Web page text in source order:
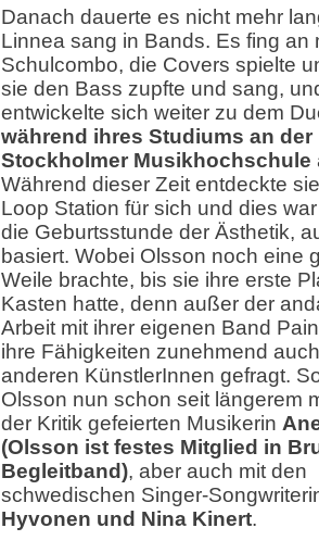
Danach dauerte es nicht mehr
Linnea sang in Bands. Es fing an
Schulcombo, die Covers spielte
sie den Bass zupfte und sang,
entwickelte sich weiter zu dem
während ihres Studiums an der
Stockholmer Musikhochschule
Während dieser Zeit entdeckte
Loop Station für sich und dies
die Geburtsstunde der Ästhetik,
basiert. Wobei Olsson noch eine
Weile brachte, bis sie ihre erste
Kasten hatte, denn außer der
Arbeit mit ihrer eigenen Band
ihre Fähigkeiten zunehmend
anderen KünstlerInnen gefragt.
Olsson nun schon seit längerem
der Kritik gefeierten Musikerin
(Olsson ist festes Mitglied in
Begleitband), aber auch mit den
schwedischen Singer-
Hyvonen und Nina Kinert.